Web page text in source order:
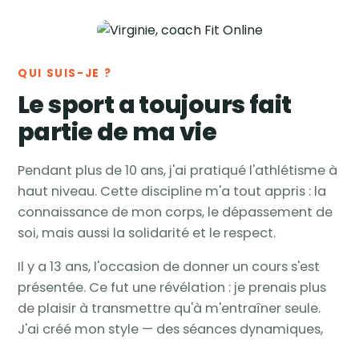
QUI SUIS-JE ?
Le sport a toujours fait
partie de ma vie
Pendant plus de 10 ans, j'ai pratiqué l'athlétisme à
haut niveau. Cette discipline m'a tout appris : la
connaissance de mon corps, le dépassement de
soi, mais aussi la solidarité et le respect.
Il y a 13 ans, l'occasion de donner un cours s'est
présentée. Ce fut une révélation : je prenais plus
de plaisir à transmettre qu'à m'entraîner seule.
J'ai créé mon style — des séances dynamiques,